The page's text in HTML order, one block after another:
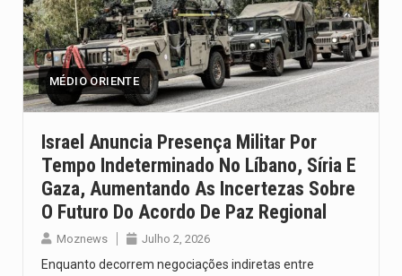
MÉDIO ORIENTE
Israel Anuncia Presença Militar Por
Tempo Indeterminado No Líbano, Síria E
Gaza, Aumentando As Incertezas Sobre
O Futuro Do Acordo De Paz Regional
Moznews Julho 2, 2026
Enquanto decorrem negociações indiretas entre